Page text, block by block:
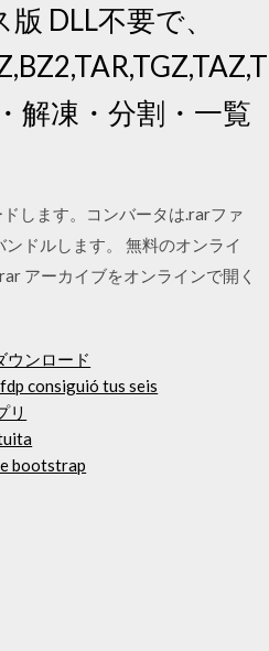
DLL不要で、
解凍・分割・一覧
します。コンバータは.rarファ
ドルします。 無料のオンライ
アーカイブをオンラインで開く
ウンロード
consiguió tus seis
リ
bootstrap